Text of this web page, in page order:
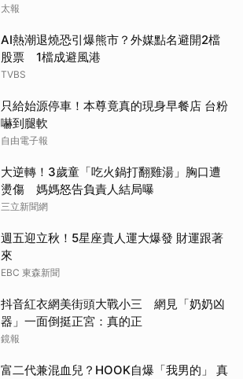
太報
AI熱潮退燒恐引爆熊市？外媒點名避開2檔
股票 1檔成避風港
TVBS
只給始源停車！本尊竟真的現身早餐店 台粉
嚇到腿軟
自由電子報
大逆轉！3歲童「吃火鍋打翻雞湯」胸口遭
燙傷 媽媽怒告負責人結局曝
三立新聞網
週五迎立秋！5星座貴人運大爆發 財運跟著
來
EBC 東森新聞
抖音紅衣網美街頭大戰小三 網見「奶奶凶
器」一面倒挺正宮：真的正
鏡報
富二代兼混血兒？HOOK自爆「我男的」 真
取消